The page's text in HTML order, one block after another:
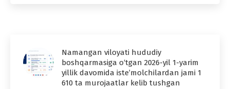
Namangan viloyati hududiy
boshqarmasiga o‘tgan 2026-yil 1-yarim
yillik davomida iste’molchilardan jami 1
610 ta murojaatlar kelib tushgan